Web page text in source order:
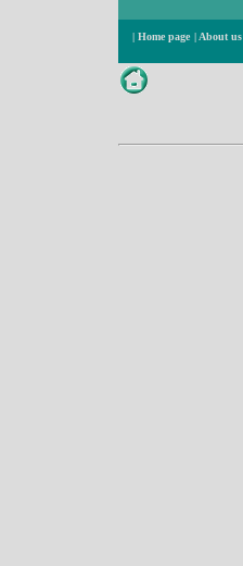
| Home page | About us